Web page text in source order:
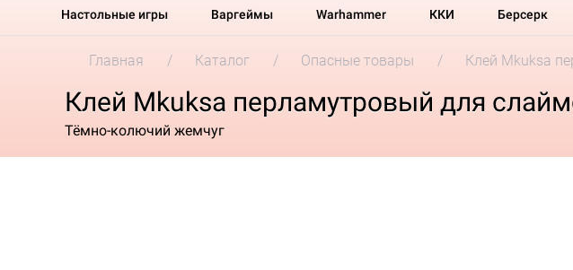
Настольные игры Варгеймы Warhammer ККИ Берсерк
Главная Каталог Опасные товары Клей Mkuksa
Клей Mkuksa перламутровый для
Тёмно-колючий жемчуг